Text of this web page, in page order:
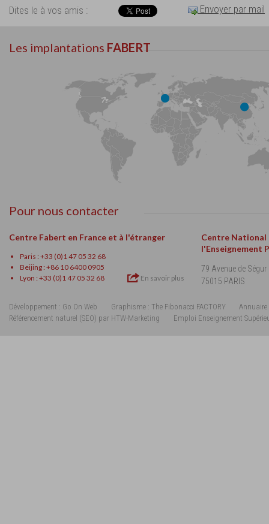
Dites le à vos amis : Envoyer par mail
Les implantations FABERT
Pour nous contacter
Centre Fabert en France et à l'étranger
Paris : +33 (0)1 47 05 32 68
Beijing : +86 10 6400 0905
Lyon : +33 (0)1 47 05 32 68
En savoir plus
Centre National
l'Enseignement
79 Avenue de Ségur
75015 PARIS
Développement : Go On Web Graphisme : The Fibonacci FACTORY
Annuaire
Référencement naturel (SEO) par HTW-Marketing
Emploi Enseignement